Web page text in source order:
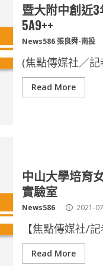
暨大附中創近
5A9++
News586 張良舜-南投
(焦點傳媒社／
Read More
中山大學培育
實驗室
News586 2021-
【焦點傳媒社/
Read More